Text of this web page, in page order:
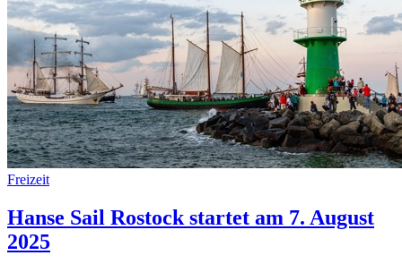
Freizeit
Hanse Sail Rostock startet am 7. August
2025